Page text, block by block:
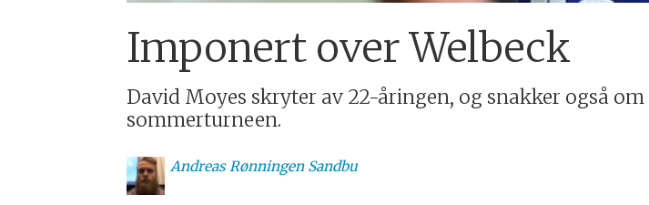
Imponert over Welbeck
David Moyes skryter av 22-åringen, og snakker også
sommerturneen.
Andreas Rønningen Sandbu